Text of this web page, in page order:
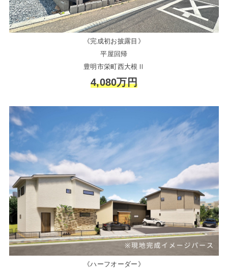
《完成初お披露目》
平屋回帰
豊明市栄町西大根Ⅱ
4,080万円
《ハーフオーダー》